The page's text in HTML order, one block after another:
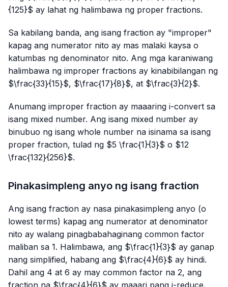
{125}$ ay lahat ng halimbawa ng proper fractions.
Sa kabilang banda, ang isang fraction ay "improper"
kapag ang numerator nito ay mas malaki kaysa o
katumbas ng denominator nito. Ang mga karaniwang
halimbawa ng improper fractions ay kinabibilangan ng
$\frac{33}{15}$, $\frac{17}{8}$, at $\frac{3}{2}$.
Anumang improper fraction ay maaaring i-convert sa
isang mixed number. Ang isang mixed number ay
binubuo ng isang whole number na isinama sa isang
proper fraction, tulad ng $5 \frac{1}{3}$ o $12
\frac{132}{256}$.
Pinakasimpleng anyo ng isang fraction
Ang isang fraction ay nasa pinakasimpleng anyo (o
lowest terms) kapag ang numerator at denominator
nito ay walang pinagbabahaginang common factor
maliban sa 1. Halimbawa, ang $\frac{1}{3}$ ay ganap
nang simplified, habang ang $\frac{4}{6}$ ay hindi.
Dahil ang 4 at 6 ay may common factor na 2, ang